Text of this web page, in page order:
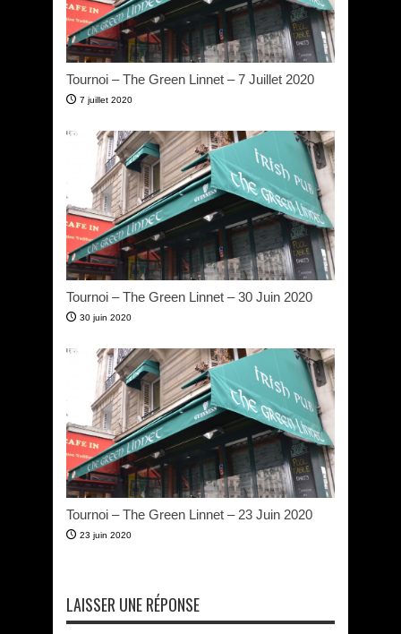
Tournoi – The Green Linnet – 7 Juillet 2020
7 juillet 2020
Tournoi – The Green Linnet – 30 Juin 2020
30 juin 2020
Tournoi – The Green Linnet – 23 Juin 2020
23 juin 2020
LAISSER UNE RÉPONSE